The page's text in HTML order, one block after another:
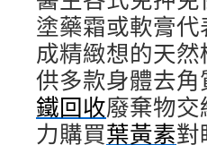
塗藥霜或軟膏
成精緻想的天
供多款身體去
鐵回收廢棄物
力購買葉黃素對